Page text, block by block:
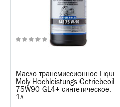
Масло трансмиссионное Liqui
Moly Hochleistungs Getriebeoil
75W90 GL4+ синтетическое,
1л